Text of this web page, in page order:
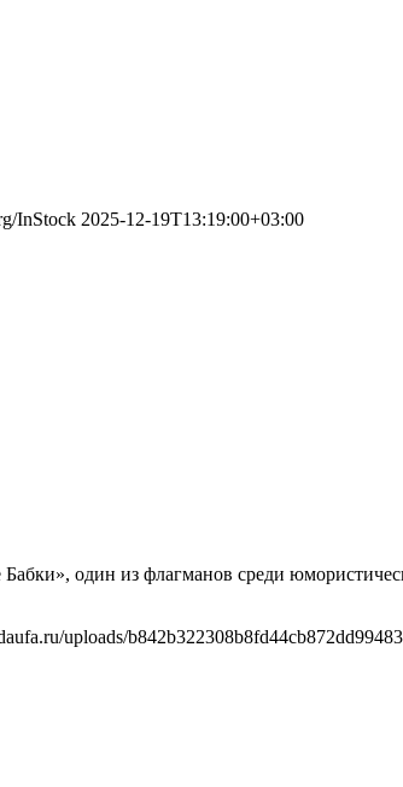
InStock 2025-12-19T13:19:00+03:00
один из флагманов среди
uploads/